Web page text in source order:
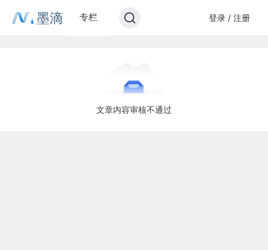
墨滴 专栏 登录 / 注册
文章内容审核不通过